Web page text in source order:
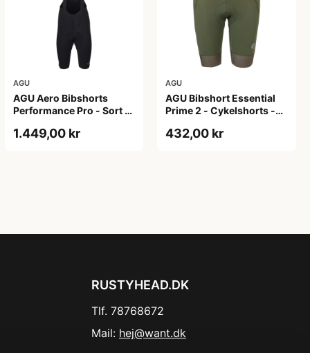
AGU
AGU Aero Bibshorts
Performance Pro - Sort -
1.449,00 kr
AGU
AGU Bibshort Essential
Prime 2 - Cykelshorts -
2XL
432,00 kr
RUSTYHEAD.DK
Tlf. 78768672
Mail: hej@want.dk